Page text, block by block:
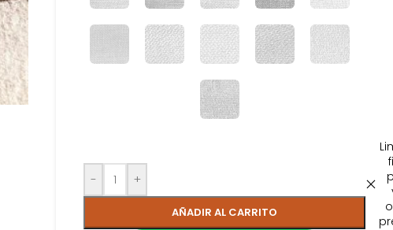
- +
AÑADIR AL CARRITO